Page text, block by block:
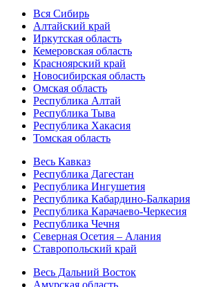
Вся Сибирь
Алтайский край
Иркутская область
Кемеровская область
Красноярский край
Новосибирская область
Омская область
Республика Алтай
Республика Тыва
Республика Хакасия
Томская область
Весь Кавказ
Республика Дагестан
Республика Ингушетия
Республика Кабардино-Балкария
Республика Карачаево-Черкесия
Республика Чечня
Северная Осетия – Алания
Ставропольский край
Весь Дальний Восток
Амурская область